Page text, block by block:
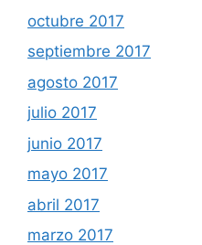
octubre 2017
septiembre 2017
agosto 2017
julio 2017
junio 2017
mayo 2017
abril 2017
marzo 2017